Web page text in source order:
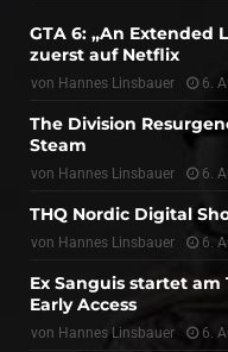
GTA 6: „An Extended
zuerst auf Netflix
von Hannes Linsbauer 6.
The Division
Steam
von Hannes Linsbauer 6.
THQ Nordic Digital
von Hannes Linsbauer 6.
Ex Sanguis startet
Early Access
von Hannes Linsbauer 6.